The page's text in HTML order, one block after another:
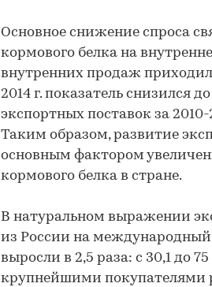
Основное снижение спроса
кормового белка на
внутренних продаж
2014 г. показатель снизился
экспортных поставок за 2010-
Таким образом, развитие
основным фактором
кормового белка в стране.
В натуральном выражении
из России на международный
выросли в 2,5 раза: с 30,1 до
крупнейшими покупателями